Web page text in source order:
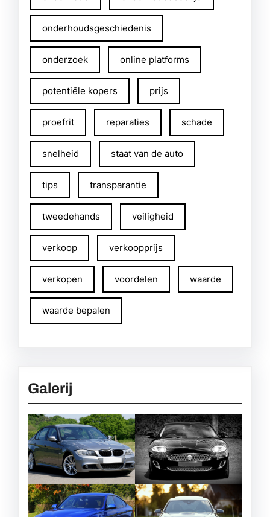
onderhoudsgeschiedenis
onderzoek online platforms
potentiële kopers prijs
proefrit reparaties schade
snelheid staat van de auto
tips transparantie
tweedehands veiligheid
verkoop verkoopprijs
verkopen voordelen waarde
waarde bepalen
Galerij